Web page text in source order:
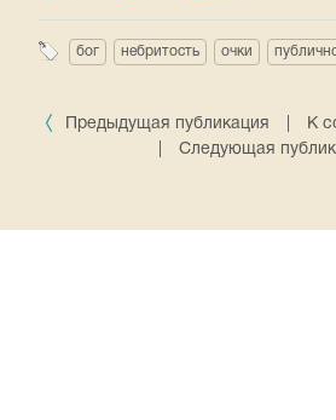
бог небритость очки
Предыдущая публикация
К
Следующая